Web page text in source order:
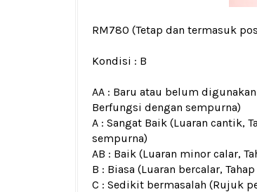
RM780 (Tetap dan termasuk
Kondisi : B
AA : Baru atau belum
Berfungsi dengan sempurna)
A : Sangat Baik (Luaran cantik,
sempurna)
AB : Baik (Luaran minor calar,
B : Biasa (Luaran bercalar,
C : Sedikit bermasalah (Rujuk